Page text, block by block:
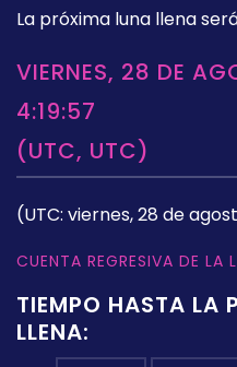
La próxima luna llena
VIERNES, 28 DE
4:19:57
(UTC, UTC)
(UTC: viernes, 28 de
CUENTA REGRESIVA DE LA
TIEMPO HASTA LA
LLENA: